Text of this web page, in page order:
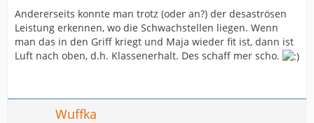
Andererseits konnte man trotz (oder an?) der desaströsen
Leistung erkennen, wo die Schwachstellen liegen. Wenn
man das in den Griff kriegt und Maja wieder fit ist, dann ist
Luft nach oben, d.h. Klassenerhalt. Des schaff mer scho.
Wuffka